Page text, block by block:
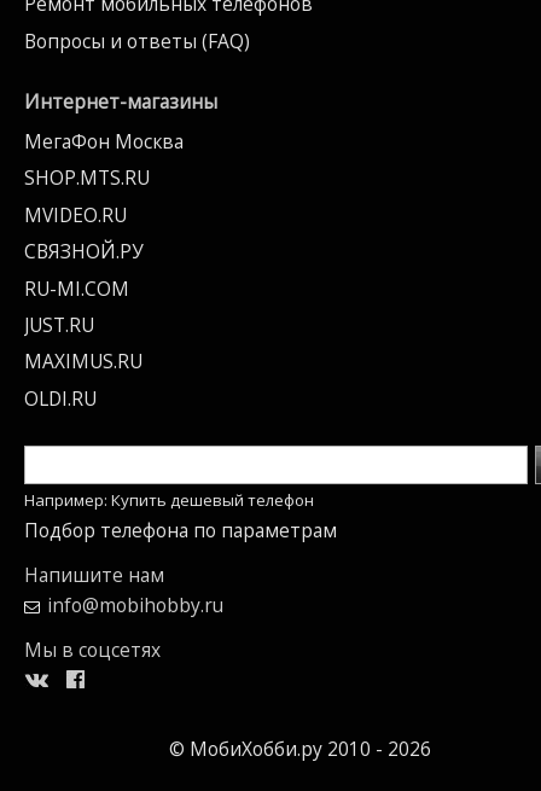
Вопросы и ответы (FAQ)
Интернет-магазины
МегаФон Москва
SHOP.MTS.RU
MVIDEO.RU
СВЯЗНОЙ.РУ
RU-MI.COM
JUST.RU
MAXIMUS.RU
OLDI.RU
Например: Купить дешевый телефон
Подбор телефона по параметрам
Напишите нам
info@mobihobby.ru
Мы в соцсетях
© МобиХобби.ру 2010 - 2026